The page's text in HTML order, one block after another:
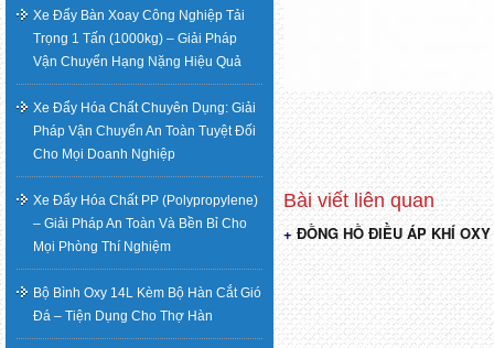
Điều
hướng
bài
ĐỒNG HỒ ĐIỀU ÁP KHÍ OXY
Xe Đẩy Bàn Xoay Công Nghiệp Tải
Trọng 1 Tấn (1000kg) – Giải Pháp
Vận Chuyển Hạng Nặng Hiệu Quả
Xe Đẩy Hóa Chất Chuyên Dụng: Giải
Pháp Vận Chuyển An Toàn Tuyệt Đối
Cho Mọi Doanh Nghiệp
Xe Đẩy Hóa Chất PP (Polypropylene)
– Giải Pháp An Toàn Và Bền Bỉ Cho
Mọi Phòng Thí Nghiệm
Bộ Bình Oxy 14L Kèm Bộ Hàn Cắt Gió
Đá – Tiện Dụng Cho Thợ Hàn